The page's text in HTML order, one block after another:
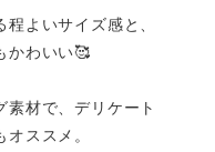
よいサイズ感と、
かわいい🥰
素材で、デリケート
ススメ。